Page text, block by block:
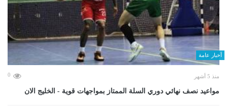
أخبار عامة
منذ 5 أشهر 0
مواعيد نصف نهائي دوري السلة الممتاز بمواجهات قوية - الخليج الان